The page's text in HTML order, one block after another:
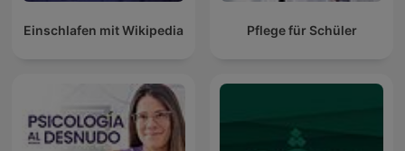
Einschlafen mit Wikipedia Pflege für Schüler